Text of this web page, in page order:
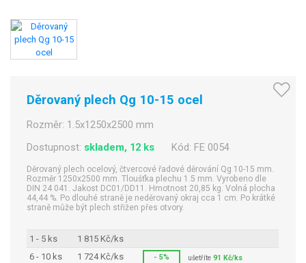
Děrovaný plech Qg 10-15 ocel
Rozměr: 1.5x1250x2500 mm
Dostupnost: skladem, 12 ks Kód: FE 0054
Děrovaný plech ocelový, čtvercové řadové děrování Qg 10-15 mm.
Rozměr 1250x2500 mm. Tloušťka plechu 1.5 mm. Vyrobeno dle
DIN 24 041. Jakost DC01/DD11. Hmotnost 20,85 kg. Volná plocha
44,44 %. Po dlouhé straně je neděrovaný okraj cca 1 cm. Po krátké
straně může být plech střižen přes otvory.
1 - 5 ks
1 815 Kč/ks
6 - 10 ks
1 724 Kč/ks - 5% ušetříte91 Kč/ks